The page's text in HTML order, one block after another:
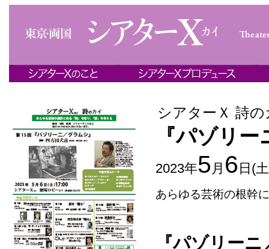
シアターＸ 詩の
『パゾリ
2023年5 月 6 日(
あらゆる芸術の根幹
『パゾリー